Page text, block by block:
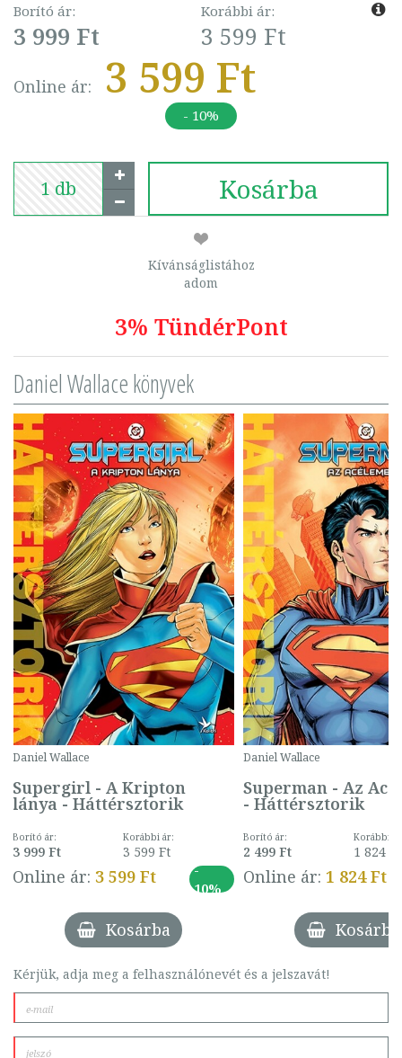
Borító ár:
3 999 Ft
Korábbi ár:
3 599 Ft
Online ár: 3 599 Ft
- 10%
Kosárba
Kívánságlistához
adom
3% TündérPont
Daniel Wallace könyvek
Daniel Wallace
Supergirl - A Kripton
lánya - Háttérsztorik
Borító ár:
3 999 Ft
Korábbi ár:
3 599 Ft
Online ár: 3 599 Ft
-
10%
Kosárba
Daniel Wallace
Superman - Az
- Háttérsztorik
Borító ár:
2 499 Ft
Korábbi
1 824 Ft
Online ár: 1 824 Ft
Kosárba
Kérjük, adja meg a felhasználónevét és a jelszavát!